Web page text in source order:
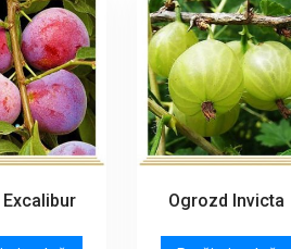
Ogrozd Invicta